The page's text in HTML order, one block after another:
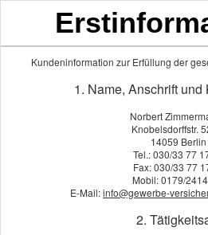
Kapitallebens-
Die
nur im Todesfall
sondern auch
eine Kombination aus Vorsorge für
Sparvertrag.
Die Lebens-Versicherung zahlt nach
Kundeninformation zur Erfüllung der
1. Name, Anschrift und
Norbert
Knobelsdorffstr.
14059 Berlin
Tel.: 030/33 77
Fax: 030/33 77
Mobil: 0179/
E-Mail:info@gewerbe-
2.